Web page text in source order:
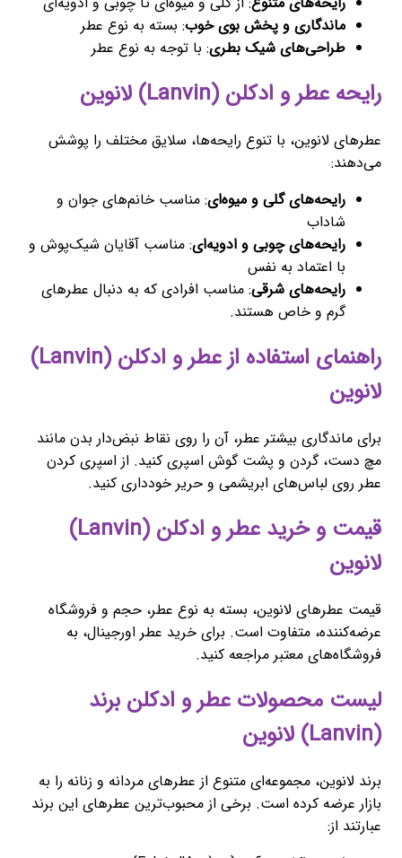
ماندگاری و پخش بوی خوب: بسته به نوع عطر
طراحی‌های شیک بطری: با توجه به نوع عطر
رایحه عطر و ادکلن (Lanvin) لانوین
عطرهای لانوین، با تنوع رایحه‌ها، سلایق مختلف را پوشش
می‌دهند:
رایحه‌های گلی و میوه‌ای: مناسب خانم‌های جوان و
شاداب
رایحه‌های چوبی و ادویه‌ای: مناسب آقایان شیک‌پوش و
با اعتماد به نفس
رایحه‌های شرقی: مناسب افرادی که به دنبال عطرهای
گرم و خاص هستند.
راهنمای استفاده از عطر و ادکلن (Lanvin)
لانوین
برای ماندگاری بیشتر عطر، آن را روی نقاط نبض‌دار بدن مانند
مچ دست، گردن و پشت گوش اسپری کنید. از اسپری کردن
عطر روی لباس‌های ابریشمی و حریر خودداری کنید.
قیمت و خرید عطر و ادکلن (Lanvin)
لانوین
قیمت عطرهای لانوین، بسته به نوع عطر، حجم و فروشگاه
عرضه‌کننده، متفاوت است. برای خرید عطر اورجینال، به
فروشگاه‌های معتبر مراجعه کنید.
لیست محصولات عطر و ادکلن برند
(Lanvin) لانوین
برند لانوین، مجموعه‌ای متنوع از عطرهای مردانه و زنانه را به
بازار عرضه کرده است. برخی از محبوب‌ترین عطرهای این برند
عبارتند از: